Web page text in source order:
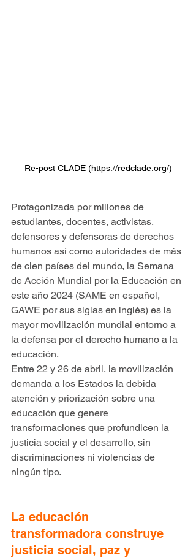
Re-post CLADE (https://redclade.org/)
Protagonizada por millones de
estudiantes, docentes, activistas,
defensores y defensoras de derechos
humanos así como autoridades de más
de cien países del mundo, la Semana
de Acción Mundial por la Educación en
este año 2024 (SAME en español,
GAWE por sus siglas en inglés) es la
mayor movilización mundial entorno a
la defensa por el derecho humano a la
educación.
Entre 22 y 26 de abril, la movilización
demanda a los Estados la debida
atención y priorización sobre una
educación que genere
transformaciones que profundicen la
justicia social y el desarrollo, sin
discriminaciones ni violencias de
ningún tipo.
La educación
transformadora construye
justicia social, paz y